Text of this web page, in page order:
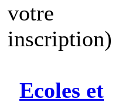
votre
inscription)
Ecoles et